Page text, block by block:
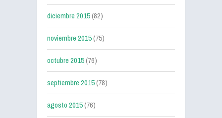
diciembre 2015(82)
noviembre 2015(75)
octubre 2015(76)
septiembre 2015(78)
agosto 2015(76)